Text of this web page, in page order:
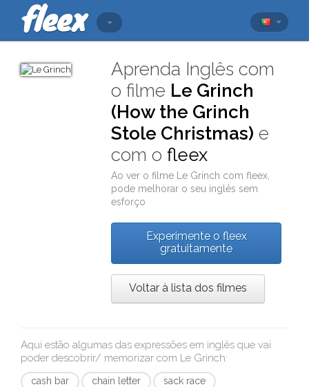
Aprenda Inglês com
o filme Le Grinch
(How the Grinch
Stole Christmas) e
com ofleex
Ao ver o filme Le Grinch comfleex
pode melhorar o seu inglês sem
esforço
Experimente o fleex
gratuitamente
Voltar à lista dos filmes
Aqui estão algumas das expressões em inglês que vai
poder descobrir/ memorizar com Le Grinch:
cash bar chain letter
sack race